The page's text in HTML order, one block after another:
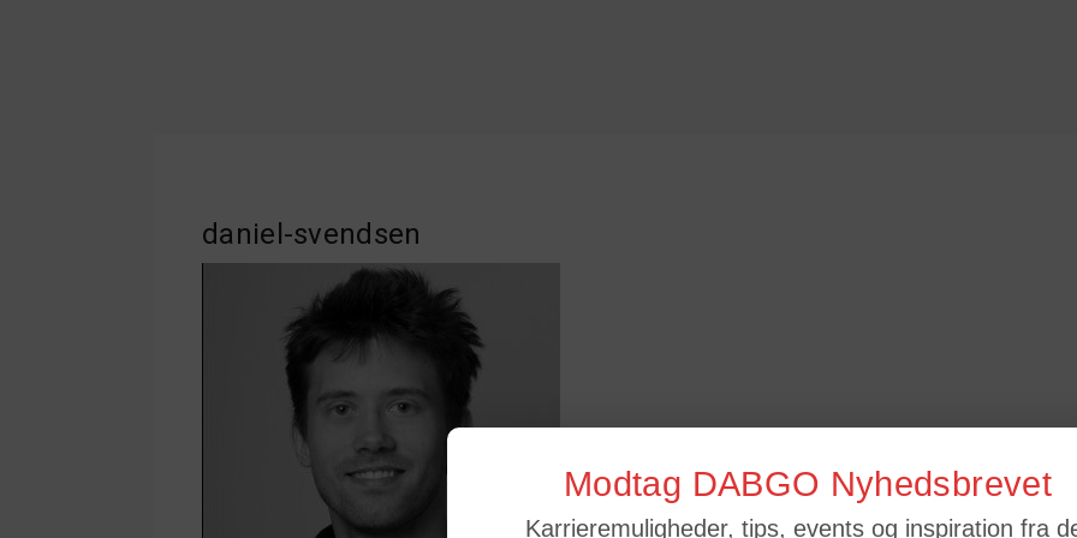
daniel-svendsen
Modtag DABGO Nyhedsbrevet
Karrieremuligheder, tips, events og inspiration fra